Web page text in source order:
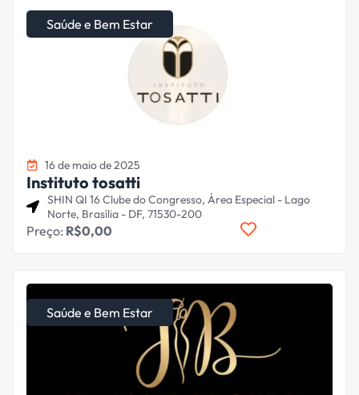
Saúde e Bem Estar
16 de maio de 2025
Instituto tosatti
SHIN QI 16 Clube do Congresso, Área Especial - Lago
Norte, Brasília - DF, 71530-200
Preço: R$0,00
Saúde e Bem Estar